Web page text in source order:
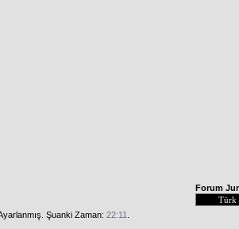
Forum
Şuanki Zaman: 22:11